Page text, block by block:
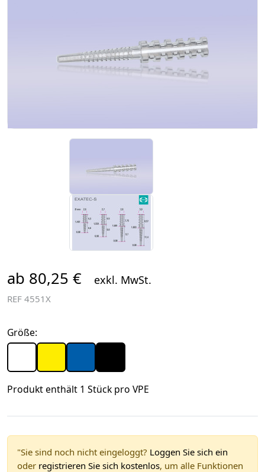
ab 80,25 € exkl. MwSt.
REF 4551X
Größe:
Produkt enthält 1 Stück pro VPE
"Sie sind noch nicht eingeloggt? Loggen Sie sich ein
oder registrieren Sie sich kostenlos, um alle Funktionen